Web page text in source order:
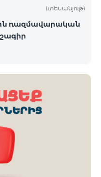
(տեսանյութ)
ռազմավարական